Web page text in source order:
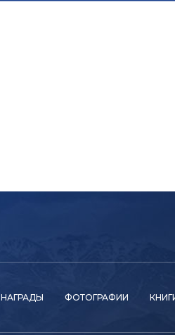
НАГРАДЫ ФОТОГРАФИИ